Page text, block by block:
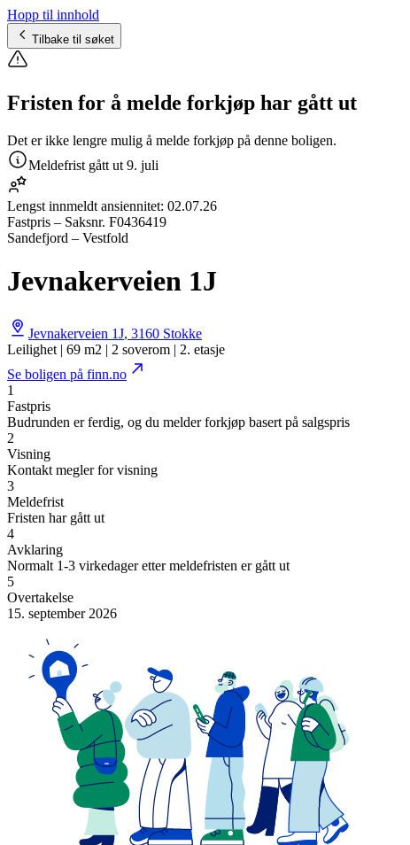
Hopp til innhold
Tilbake til søket
Fristen for å melde forkjøp har gått ut
Det er ikke lengre mulig å melde forkjøp på denne boligen.
Meldefrist gått ut 9. juli
Lengst innmeldt ansiennitet: 02.07.26
Fastpris – Saksnr. F0436419
Sandefjord – Vestfold
Jevnakerveien 1J
Jevnakerveien 1J, 3160 Stokke
Leilighet | 69 m2 | 2 soverom | 2. etasje
Se boligen på finn.no
1
Fastpris
Budrunden er ferdig, og du melder forkjøp basert på salgspris
2
Visning
Kontakt megler for visning
3
Meldefrist
Fristen har gått ut
4
Avklaring
Normalt 1-3 virkedager etter meldefristen er gått ut
5
Overtakelse
15. september 2026